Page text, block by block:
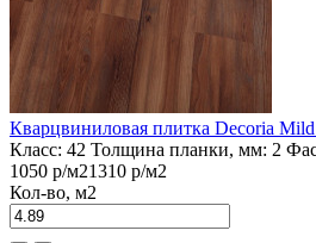
Кварцвиниловая плитка Decoria
Класс: 42 Толщина планки, мм: 2
1050 р/м21310 р/м2
Кол-во, м2